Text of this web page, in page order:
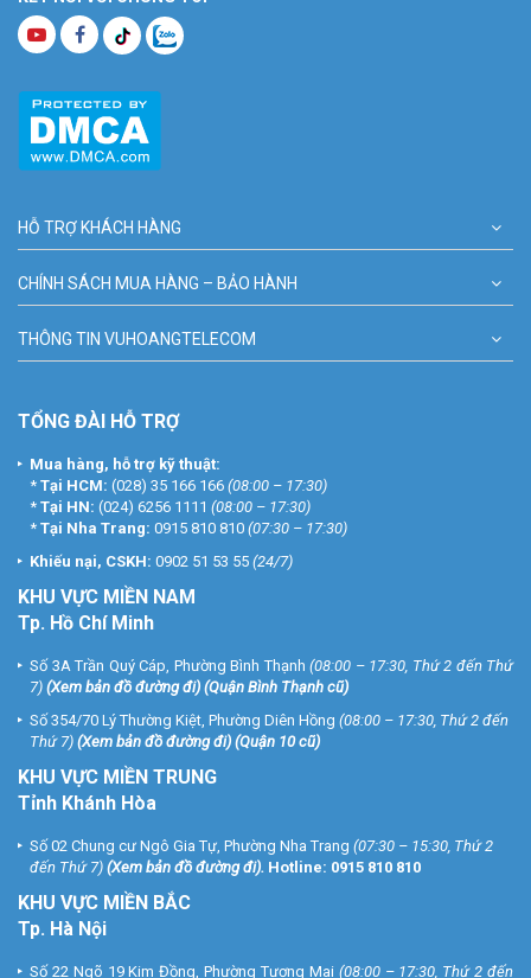
HỖ TRỢ KHÁCH HÀNG
CHÍNH SÁCH MUA HÀNG – BẢO HÀNH
THÔNG TIN VUHOANGTELECOM
TỔNG ĐÀI HỖ TRỢ
Mua hàng, hỗ trợ kỹ thuật:
* Tại HCM: (028) 35 166 166 (08:00 – 17:30)
* Tại HN: (024) 6256 1111 (08:00 – 17:30)
* Tại Nha Trang: 0915 810 810 (07:30 – 17:30)
Khiếu nại, CSKH: 0902 51 53 55 (24/7)
KHU VỰC MIỀN NAM
Tp. Hồ Chí Minh
Số 3A Trần Quý Cáp, Phường Bình Thạnh (08:00 – 17:30, Thứ 2 đến Thứ
7) (Xem bản đồ đường đi) (Quận Bình Thạnh cũ)
Số 354/70 Lý Thường Kiệt, Phường Diên Hồng (08:00 – 17:30, Thứ 2 đến
Thứ 7) (Xem bản đồ đường đi) (Quận 10 cũ)
KHU VỰC MIỀN TRUNG
Tỉnh Khánh Hòa
Số 02 Chung cư Ngô Gia Tự, Phường Nha Trang (07:30 – 15:30, Thứ 2
đến Thứ 7) (Xem bản đồ đường đi). Hotline: 0915 810 810
KHU VỰC MIỀN BẮC
Tp. Hà Nội
Số 22 Ngõ 19 Kim Đồng, Phường Tương Mai (08:00 – 17:30, Thứ 2 đến